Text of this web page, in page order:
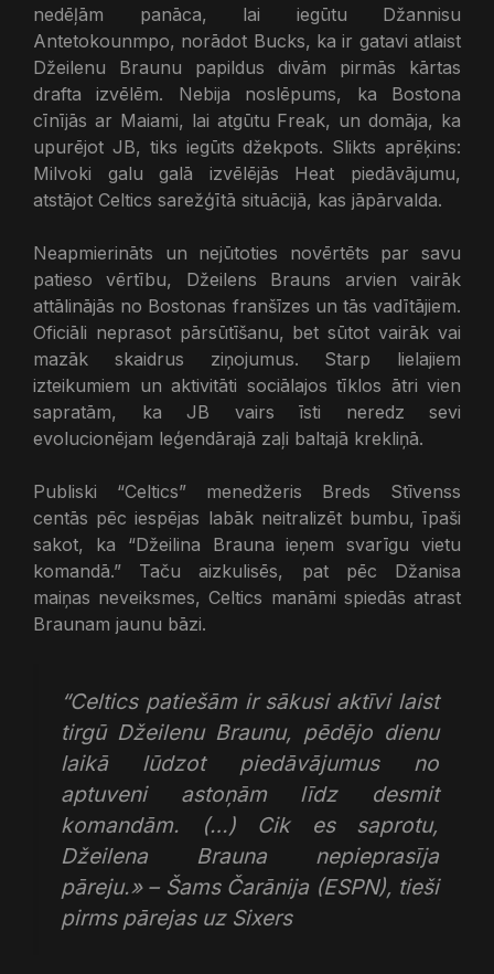
nedēļām panāca, lai iegūtu Džannisu
Antetokounmpo, norādot Bucks, ka ir gatavi atlaist
Džeilenu Braunu papildus divām pirmās kārtas
drafta izvēlēm. Nebija noslēpums, ka Bostona
cīnījās ar Maiami, lai atgūtu Freak, un domāja, ka
upurējot JB, tiks iegūts džekpots. Slikts aprēķins:
Milvoki galu galā izvēlējās Heat piedāvājumu,
atstājot Celtics sarežģītā situācijā, kas jāpārvalda.
Neapmierināts un nejūtoties novērtēts par savu
patieso vērtību, Džeilens Brauns arvien vairāk
attālinājās no Bostonas franšīzes un tās vadītājiem.
Oficiāli neprasot pārsūtīšanu, bet sūtot vairāk vai
mazāk skaidrus ziņojumus. Starp lielajiem
izteikumiem un aktivitāti sociālajos tīklos ātri vien
sapratām, ka JB vairs īsti neredz sevi
evolucionējam leģendārajā zaļi baltajā krekliņā.
Publiski “Celtics” menedžeris Breds Stīvenss
centās pēc iespējas labāk neitralizēt bumbu, īpaši
sakot, ka “Džeilina Brauna ieņem svarīgu vietu
komandā.” Taču aizkulisēs, pat pēc Džanisa
maiņas neveiksmes, Celtics manāmi spiedās atrast
Braunam jaunu bāzi.
“Celtics patiešām ir sākusi aktīvi laist
tirgū Džeilenu Braunu, pēdējo dienu
laikā lūdzot piedāvājumus no
aptuveni astoņām līdz desmit
komandām. (…) Cik es saprotu,
Džeilena Brauna nepieprasīja
pāreju.» – Šams Čarānija (ESPN), tieši
pirms pārejas uz Sixers